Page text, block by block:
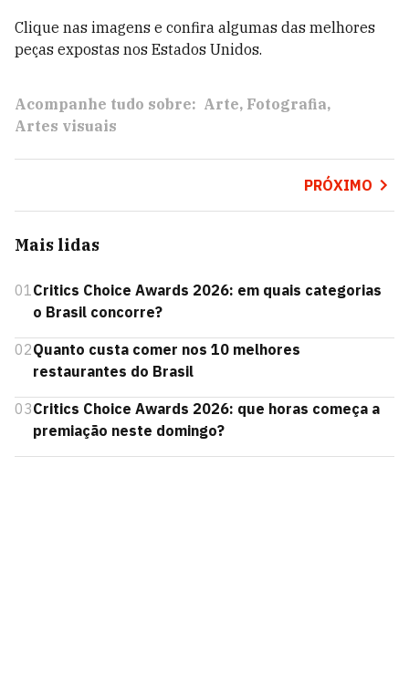
Clique nas imagens e confira algumas das melhores
peças expostas nos Estados Unidos.
Acompanhe tudo sobre: Arte Fotografia
Artes visuais
PRÓXIMO
Mais lidas
01Critics Choice Awards 2026: em quais categorias
o Brasil concorre?
02Quanto custa comer nos 10 melhores
restaurantes do Brasil
03Critics Choice Awards 2026: que horas começa a
premiação neste domingo?